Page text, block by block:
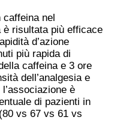
caffeina nel
risultata più efficace
d’azione
più rapida di
caffeina e 3 ore
dell’analgesia e
è
di pazienti in
vs 67 vs 61 vs